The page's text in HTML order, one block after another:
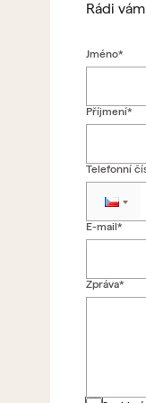
Rádi
Jméno*
Příjmení*
Telefonní
E-mail*
Zpráva*